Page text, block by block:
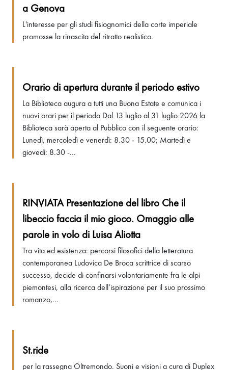
a Genova
L'interesse per gli studi fisiognomici della corte imperiale
promosse la rinascita del ritratto realistico.
Orario di apertura durante il periodo estivo
La Biblioteca augura a tutti una Buona Estate e comunica i
nuovi orari per il periodo Dal 13 luglio al 31 luglio 2026 la
Biblioteca sarà aperta al Pubblico con il seguente orario:
Lunedì, mercoledì e venerdì: 8.30 - 15.00; Martedì e
giovedì: 8.30 -...
RINVIATA Presentazione del libro Che il
libeccio faccia il mio gioco. Omaggio alle
parole in volo di Luisa Aliotta
Tra vita ed esistenza: percorsi filosofici della letteratura
contemporanea Ludovica De Broca scrittrice di scarso
successo, decide di confinarsi volontariamente fra le alpi
piemontesi, alla ricerca dell’ispirazione per il suo prossimo
romanzo,...
St.ride
per la rassegna Oltremondo. Suoni e visioni a cura di Duplex